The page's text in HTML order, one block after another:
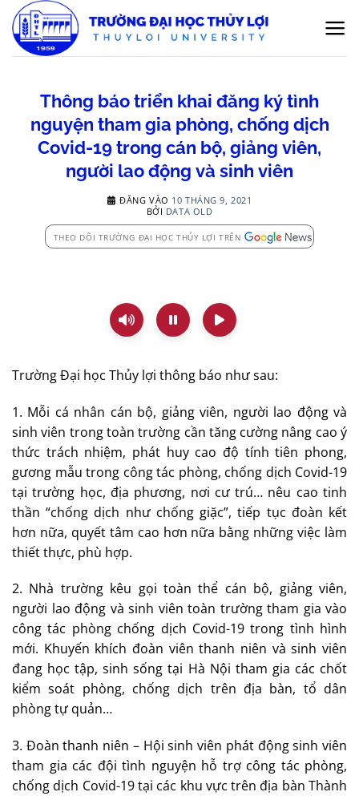
qua
nội
Thông báo triển khai đăng ký tình
nguyện tham gia phòng, chống dịch
Covid-19 trong cán bộ, giảng viên,
người lao động và sinh viên
ĐĂNG VÀO 10 THÁNG 9, 2021
BỞI DATA OLD
THEO DÕI TRƯỜNG ĐẠI HỌC THỦY LỢI TRÊN
Trường Đại học Thủy lợi thông báo như sau:
1. Mỗi cá nhân cán bộ, giảng viên, người lao động và
sinh viên trong toàn trường cần tăng cường nâng cao ý
thức trách nhiệm, phát huy cao độ tính tiên phong,
gương mẫu trong công tác phòng, chống dịch Covid-19
tại trường học, địa phương, nơi cư trú… nêu cao tinh
thần “chống dịch như chống giặc”, tiếp tục đoàn kết
hơn nữa, quyết tâm cao hơn nữa bằng những việc làm
thiết thực, phù hợp.
2. Nhà trường kêu gọi toàn thể cán bộ, giảng viên,
người lao động và sinh viên toàn trường tham gia vào
công tác phòng chống dịch Covid-19 trong tình hình
mới. Khuyến khích đoàn viên thanh niên và sinh viên
đang học tập, sinh sống tại Hà Nội tham gia các chốt
kiểm soát phòng, chống dịch trên địa bàn, tổ dân
phòng tự quản…
3. Đoàn thanh niên – Hội sinh viên phát động sinh viên
tham gia các đội tình nguyện hỗ trợ công tác phòng,
chống dịch Covid-19 tại các khu vực trên địa bàn Thành